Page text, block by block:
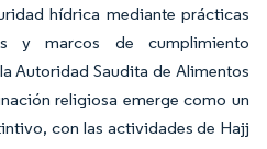
hídrica mediante prácticas
y marcos de cumplimiento
Autoridad Saudita de Alimentos
religiosa emerge como un
con las actividades de Hajj